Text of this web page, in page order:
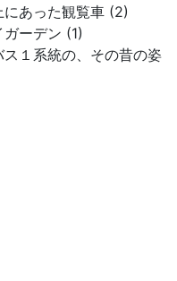
あった観覧車 (2)
ーデン (1)
１系統の、その昔の姿